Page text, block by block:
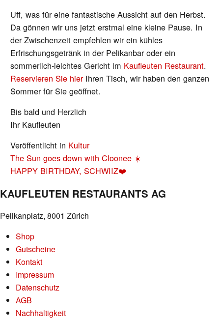
Uff, was für eine fantastische Aussicht auf den Herbst.
Da gönnen wir uns jetzt erstmal eine kleine Pause. In
der Zwischenzeit empfehlen wir ein kühles
Erfrischungsgetränk in der Pelikanbar oder ein
sommerlich-leichtes Gericht im Kaufleuten Restaurant.
Reservieren Sie hier Ihren Tisch, wir haben den ganzen
Sommer für Sie geöffnet.
Bis bald und Herzlich
Ihr Kaufleuten
Veröffentlicht in Kultur
BEITRAGS-
NAVIGATION
The Sun goes down with Cloonee ☀️
HAPPY BIRTHDAY, SCHWIIZ❤️
KAUFLEUTEN RESTAURANTS AG
Pelikanplatz, 8001 Zürich
Shop
Gutscheine
Kontakt
Impressum
Datenschutz
AGB
Nachhaltigkeit